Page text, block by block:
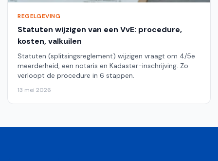
REGELGEVING
Statuten wijzigen van een VvE: procedure,
kosten, valkuilen
Statuten (splitsingsreglement) wijzigen vraagt om 4/5e
meerderheid, een notaris en Kadaster-inschrijving. Zo
verloopt de procedure in 6 stappen.
13 mei 2026